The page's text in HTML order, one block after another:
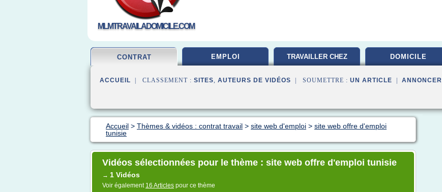
MLMTRAVAILADOMICILE.COM
CONTRAT EMPLOI TRAVAILLER CHEZ DOMICILE
ACCUEIL | CLASSEMENT : SITES, AUTEURS DE VIDÉOS | SOUMETTRE : UN ARTICLE ANNONCER
Accueil > Thèmes & vidéos : contrat travail > site web d'emploi > site web offre d'emploi
tunisie
Vidéos sélectionnées pour le thème : site web offre d'emploi tunisie
→ 1 Vidéos
Voir également 16 Articles pour ce thème